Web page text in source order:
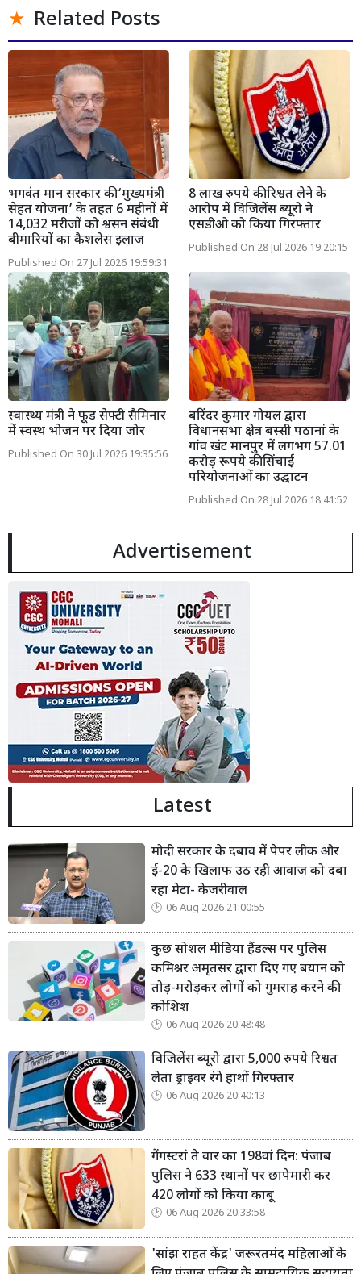
Related Posts
भगवंत मान सरकार की ‘मुख्यमंत्री
सेहत योजना’ के तहत 6 महीनों में
14,032 मरीजों को श्वसन संबंधी
बीमारियों का कैशलेस इलाज
Published On 27 Jul 2026 19:59:31
8 लाख रुपये की रिश्वत लेने के
आरोप में विजिलेंस ब्यूरो ने
एसडीओ को किया गिरफ्तार
Published On 28 Jul 2026 19:20:15
स्वास्थ्य मंत्री ने फूड सेफ्टी सैमिनार
में स्वस्थ भोजन पर दिया जोर
Published On 30 Jul 2026 19:35:56
बरिंदर कुमार गोयल द्वारा
विधानसभा क्षेत्र बस्सी पठानां के
गांव खंट मानपुर में लगभग 57.01
करोड़ रूपये की सिंचाई
परियोजनाओं का उद्घाटन
Published On 28 Jul 2026 18:41:52
Advertisement
Latest
मोदी सरकार के दबाव में पेपर लीक और
ई-20 के खिलाफ उठ रही आवाज को दबा
रहा मेटा- केजरीवाल
06 Aug 2026 21:00:55
कुछ सोशल मीडिया हैंडल्स पर पुलिस
कमिश्नर अमृतसर द्वारा दिए गए बयान को
तोड़-मरोड़कर लोगों को गुमराह करने की
कोशिश
06 Aug 2026 20:48:48
विजिलेंस ब्यूरो द्वारा 5,000 रुपये रिश्वत
लेता ड्राइवर रंगे हाथों गिरफ्तार
06 Aug 2026 20:40:13
गैंगस्टरां ते वार का 198वां दिन: पंजाब
पुलिस ने 633 स्थानों पर छापेमारी कर
420 लोगों को किया काबू
06 Aug 2026 20:33:58
'सांझ राहत केंद्र' जरूरतमंद महिलाओं के